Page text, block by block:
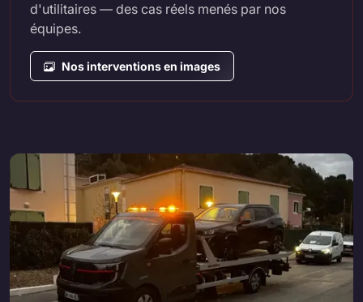
d'utilitaires — des cas réels menés par nos
équipes.
Nos interventions en images